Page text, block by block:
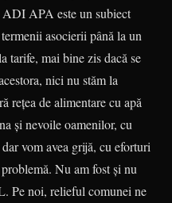
APA este un subiect
asocierii până la un
tarife, mai bine zis dacă se
nici nu stăm la
reţea de alimentare cu apă
și nevoile oamenilor, cu
vom avea grijă, cu eforturi
Nu am fost și nu
Pe noi, relieful comunei ne